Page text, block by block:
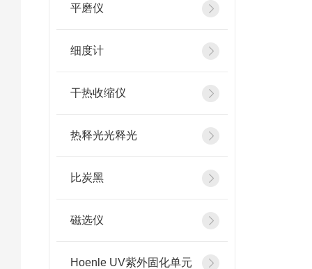
平磨仪
细度计
干热收缩仪
热释光光释光
比炭黑
磁选仪
Hoenle UV紫外固化单元